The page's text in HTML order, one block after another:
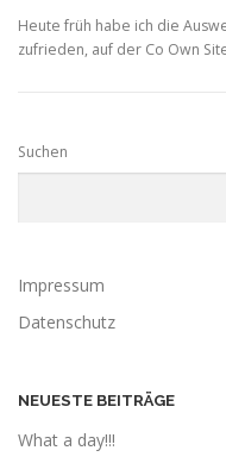
Heute früh habe ich die
zufrieden, auf der Co Own
Suchen
Impressum
Datenschutz
NEUESTE BEITRÄGE
What a day!!!